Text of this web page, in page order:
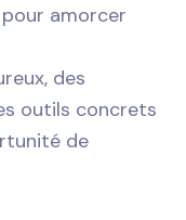
pour amorcer
des
outils concrets
de